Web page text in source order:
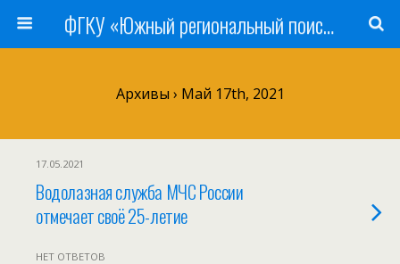
ФГКУ «Южный региональный поисково-спасательный отряд» МЧС России
Архивы › Май 17th, 2021
17.05.2021
Водолазная служба МЧС России
отмечает своё 25-летие
НЕТ ОТВЕТОВ